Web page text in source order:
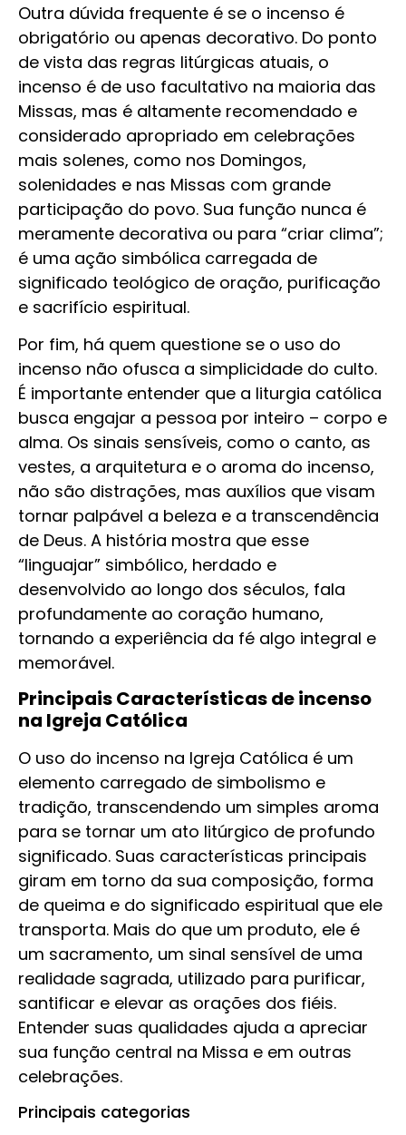
Outra dúvida frequente é se o incenso é
obrigatório ou apenas decorativo. Do ponto
de vista das regras litúrgicas atuais, o
incenso é de uso facultativo na maioria das
Missas, mas é altamente recomendado e
considerado apropriado em celebrações
mais solenes, como nos Domingos,
solenidades e nas Missas com grande
participação do povo. Sua função nunca é
meramente decorativa ou para “criar clima”;
é uma ação simbólica carregada de
significado teológico de oração, purificação
e sacrifício espiritual.
Por fim, há quem questione se o uso do
incenso não ofusca a simplicidade do culto.
É importante entender que a liturgia católica
busca engajar a pessoa por inteiro – corpo e
alma. Os sinais sensíveis, como o canto, as
vestes, a arquitetura e o aroma do incenso,
não são distrações, mas auxílios que visam
tornar palpável a beleza e a transcendência
de Deus. A história mostra que esse
“linguajar” simbólico, herdado e
desenvolvido ao longo dos séculos, fala
profundamente ao coração humano,
tornando a experiência da fé algo integral e
memorável.
Principais Características de incenso
na Igreja Católica
O uso do incenso na Igreja Católica é um
elemento carregado de simbolismo e
tradição, transcendendo um simples aroma
para se tornar um ato litúrgico de profundo
significado. Suas características principais
giram em torno da sua composição, forma
de queima e do significado espiritual que ele
transporta. Mais do que um produto, ele é
um sacramento, um sinal sensível de uma
realidade sagrada, utilizado para purificar,
santificar e elevar as orações dos fiéis.
Entender suas qualidades ajuda a apreciar
sua função central na Missa e em outras
celebrações.
Principais categorias